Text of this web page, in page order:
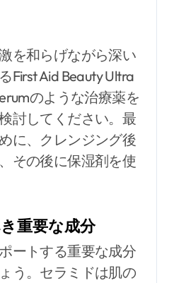
を和らげながら深い
First Aid Beauty Ultra
のような治療薬を
討してください。最
に、クレンジング後
その後に保湿剤を使
重要な成分
ートする重要な成分
う。セラミドは肌の